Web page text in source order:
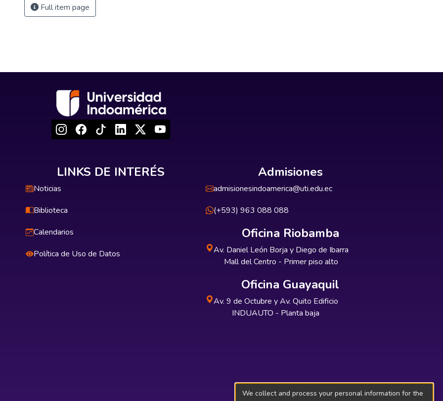
Full item page
LINKS DE INTERÉS
Noticias
Biblioteca
Calendarios
Política de Uso de Datos
Admisiones
admisionesindoamerica@uti.edu.ec
(+593) 963 088 088
Oficina Riobamba
Av. Daniel León Borja y Diego de Ibarra
Mall del Centro - Primer piso alto
Oficina Guayaquil
Av. 9 de Octubre y Av. Quito Edificio
INDUAUTO - Planta baja
We collect and process your personal information for the